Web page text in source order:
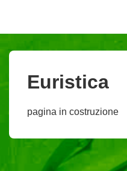
contenuto
principaleEuristica
pagina in costruzione